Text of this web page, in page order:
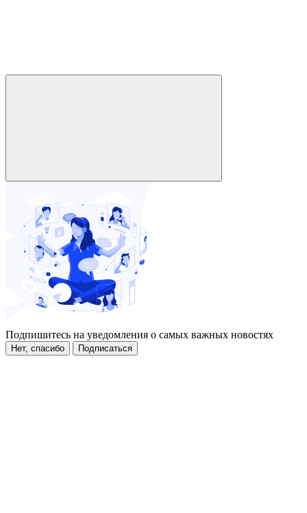
Подпишитесь на уведомления о самых важных новостях
Нет, спасибо Подписаться